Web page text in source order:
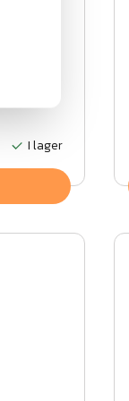
I lager